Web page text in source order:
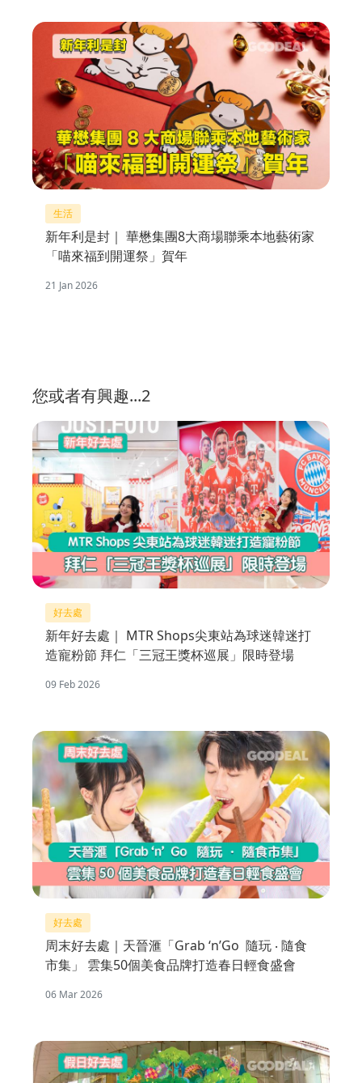
生活
新年利是封｜ 華懋集團8大商場聯乘本地藝術家
「喵來福到開運祭」賀年
21 Jan 2026
您或者有興趣...2
好去處
新年好去處｜ MTR Shops尖東站為球迷韓迷打
造寵粉節 拜仁「三冠王獎杯巡展」限時登場
09 Feb 2026
好去處
周末好去處｜天晉滙「Grab ‘n’Go 隨玩 ‧ 隨食
市集」 雲集50個美食品牌打造春日輕食盛會
06 Mar 2026